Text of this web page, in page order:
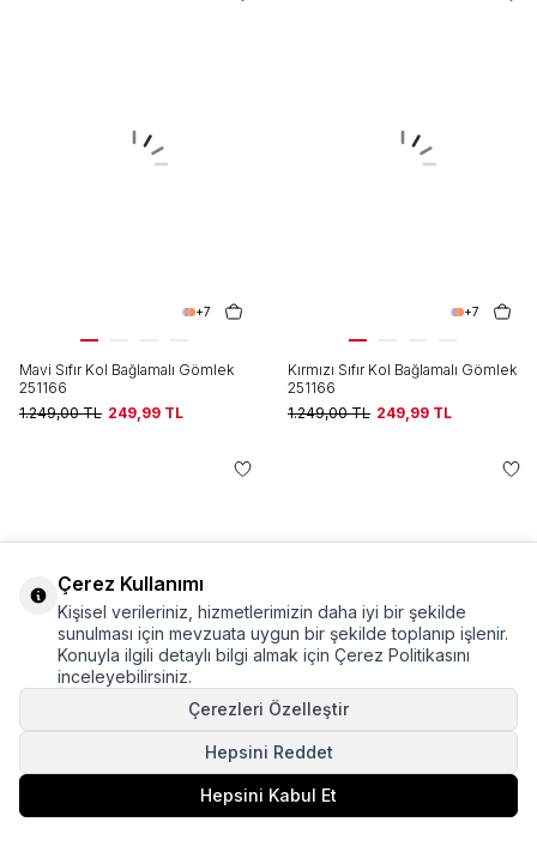
+7
Mavi Sıfır Kol Bağlamalı Gömlek
251166
1.249,00TL 249,99 TL
+7
Kırmızı Sıfır Kol Bağlamalı Gömlek
251166
1.249,00TL 249,99 TL
+7
Çerez Kullanımı
Kişisel verileriniz, hizmetlerimizin daha iyi bir şekilde
sunulması için mevzuata uygun bir şekilde toplanıp işlenir.
Konuyla ilgili detaylı bilgi almak için Çerez Politikasını
inceleyebilirsiniz.
Çerezleri Özelleştir
Hepsini Reddet
Hepsini Kabul Et